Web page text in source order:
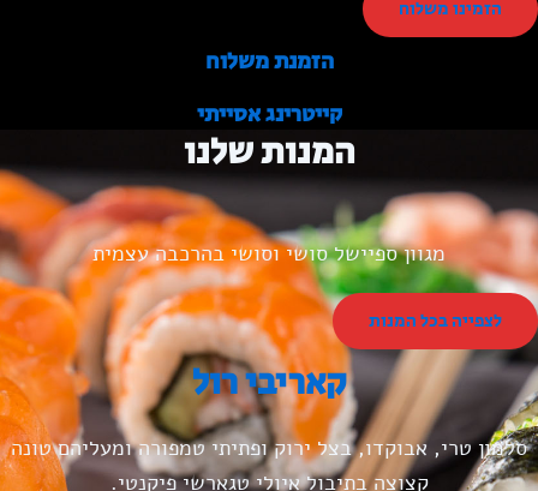
הזמינו משלוח
הזמנת משלוח
קייטרינג אסייתי
המנות שלנו
מגוון ספיישל סושי וסושי בהרכבה עצמית
לצפייה בכל המנות
קאריבי רול
סלמון טרי, אבוקדו, בצל ירוק ופתיתי טמפורה ומעליהם טונה
קצוצה בתיבול איולי טגארשי פיקנטי.